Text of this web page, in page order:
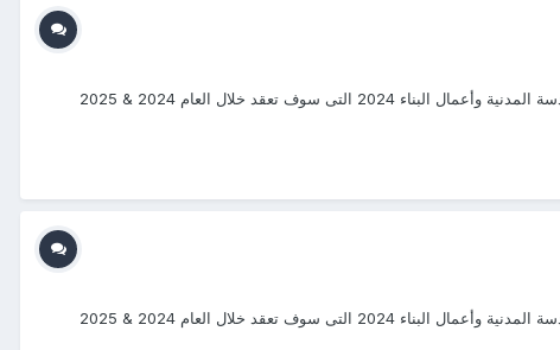
#دورات_2024_2025 #منتجع_التدريب_الدولى #ITR_Center بسم الله الرحمن الرحيم يتشرف منتجع التدريب الدولي ITR بتقديم دورات فى الهندسة المدنية وأعمال البناء 2024 التى سوف تعقد خلال العام 2024 & 2025
#دورات_2024_2025 #منتجع_التدريب_الدولى #ITR_Center بسم الله الرحمن الرحيم يتشرف منتجع التدريب الدولي ITR بتقديم دورات فى الهندسة المدنية وأعمال البناء 2024 التى سوف تعقد خلال العام 2024 & 2025